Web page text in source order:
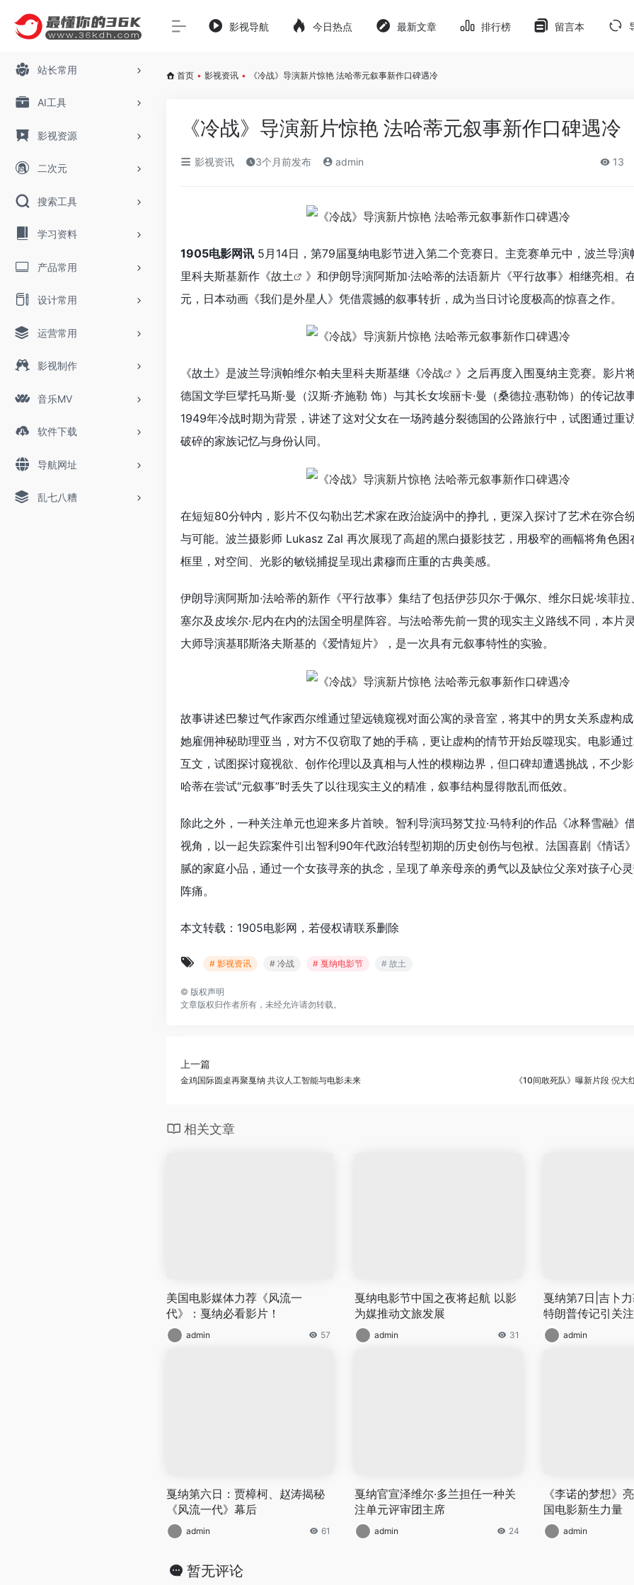
站长常用
AI工具
影视资源
二次元
搜索工具
学习资料
产品常用
设计常用
运营常用
影视制作
音乐MV
软件下载
导航网址
乱七八糟
影视导航 今日热点 最新文章 排行榜 留言本
首页 • 影视资讯 • 《冷战》导演新片惊艳 法哈蒂元叙事新作口碑遇冷
《冷战》导演新片惊艳 法哈蒂元叙事新作口碑遇冷
影视资讯 3个月前发布 admin 13
1905电影网讯 5月14日，第79届戛纳电影节进入第二个竞赛日。主竞赛单元中，波兰导演
里科夫斯基新作《故土
》和伊朗导演阿斯加·法哈蒂的法语新片《平行故事》相继亮相。
元，日本动画《我们是外星人》凭借震撼的叙事转折，成为当日讨论度极高的惊喜之作。
《故土》是波兰导演帕维尔·帕夫里科夫斯基继《冷战
》之后再度入围戛纳主竞赛。影片
德国文学巨擘托马斯·曼（汉斯·齐施勒 饰）与其长女埃丽卡·曼（桑德拉·惠勒饰）的传记故
1949年冷战时期为背景，讲述了这对父女在一场跨越分裂德国的公路旅行中，试图通过重
破碎的家族记忆与身份认同。
在短短80分钟内，影片不仅勾勒出艺术家在政治旋涡中的挣扎，更深入探讨了艺术在弥合
与可能。波兰摄影师 Lukasz Zal 再次展现了高超的黑白摄影技艺，用极窄的画幅将角色困
框里，对空间、光影的敏锐捕捉呈现出肃穆而庄重的古典美感。
伊朗导演阿斯加·法哈蒂的新作《平行故事》集结了包括伊莎贝尔·于佩尔、维尔日妮·埃菲拉
塞尔及皮埃尔·尼内在内的法国全明星阵容。与法哈蒂先前一贯的现实主义路线不同，本片
大师导演基耶斯洛夫斯基的《爱情短片》，是一次具有元叙事特性的实验。
故事讲述巴黎过气作家西尔维通过望远镜窥视对面公寓的录音室，将其中的男女关系虚构
她雇佣神秘助理亚当，对方不仅窃取了她的手稿，更让虚构的情节开始反噬现实。电影通
互文，试图探讨窥视欲、创作伦理以及真相与人性的模糊边界，但口碑却遭遇挑战，不少
哈蒂在尝试“元叙事”时丢失了以往现实主义的精准，叙事结构显得散乱而低效。
除此之外，一种关注单元也迎来多片首映。智利导演玛努艾拉·马特利的作品《冰释雪融》
视角，以一起失踪案件引出智利90年代政治转型初期的历史创伤与包袱。法国喜剧《情话
腻的家庭小品，通过一个女孩寻亲的执念，呈现了单亲母亲的勇气以及缺位父亲对孩子心
阵痛。
本文转载：1905电影网，若侵权请联系删除
# 影视资讯 # 冷战 # 戛纳电影节 # 故土
© 版权声明
文章版权归作者所有，未经允许请勿转载。
上一篇
金鸡国际圆桌再聚戛纳 共议人工智能与电影未来 《10间敢死队》曝新片段 倪大
相关文章
美国电影媒体力荐《风流一
代》：戛纳必看影片！
admin 57
戛纳电影节中国之夜将起航 以影
为媒推动文旅发展
admin 31
戛纳第7日|吉卜
特朗普传记引关注
admin
戛纳第六日：贾樟柯、赵涛揭秘
《风流一代》幕后
admin 61
戛纳官宣泽维尔·多兰担任一种关
注单元评审团主席
admin 24
《李诺的梦想》
国电影新生力量
admin
暂无评论